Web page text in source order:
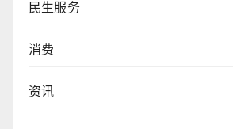
民生服务
消费
资讯